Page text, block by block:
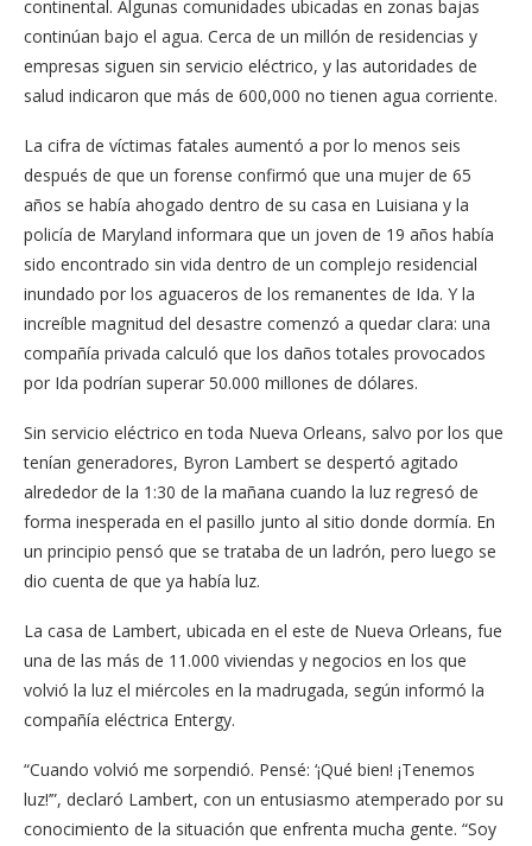
continental. Algunas comunidades ubicadas en zonas bajas
continúan bajo el agua. Cerca de un millón de residencias y
empresas siguen sin servicio eléctrico, y las autoridades de
salud indicaron que más de 600,000 no tienen agua corriente.
La cifra de víctimas fatales aumentó a por lo menos seis
después de que un forense confirmó que una mujer de 65
años se había ahogado dentro de su casa en Luisiana y la
policía de Maryland informara que un joven de 19 años había
sido encontrado sin vida dentro de un complejo residencial
inundado por los aguaceros de los remanentes de Ida. Y la
increíble magnitud del desastre comenzó a quedar clara: una
compañía privada calculó que los daños totales provocados
por Ida podrían superar 50.000 millones de dólares.
Sin servicio eléctrico en toda Nueva Orleans, salvo por los que
tenían generadores, Byron Lambert se despertó agitado
alrededor de la 1:30 de la mañana cuando la luz regresó de
forma inesperada en el pasillo junto al sitio donde dormía. En
un principio pensó que se trataba de un ladrón, pero luego se
dio cuenta de que ya había luz.
La casa de Lambert, ubicada en el este de Nueva Orleans, fue
una de las más de 11.000 viviendas y negocios en los que
volvió la luz el miércoles en la madrugada, según informó la
compañía eléctrica Entergy.
“Cuando volvió me sorpendió. Pensé: ‘¡Qué bien! ¡Tenemos
luz!’”, declaró Lambert, con un entusiasmo atemperado por su
conocimiento de la situación que enfrenta mucha gente. “Soy